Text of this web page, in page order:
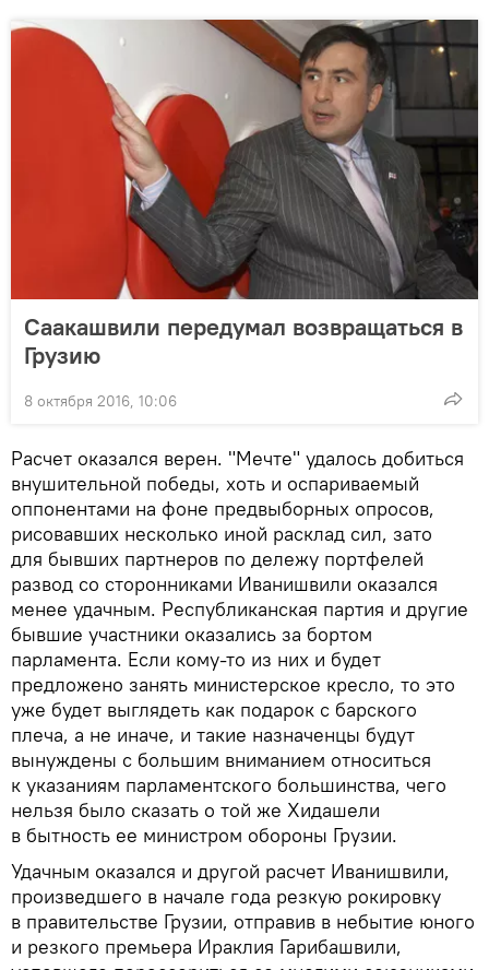
Саакашвили передумал возвращаться в
Грузию
8 октября 2016, 10:06
Расчет оказался верен. "Мечте" удалось добиться
внушительной победы, хоть и оспариваемый
оппонентами на фоне предвыборных опросов,
рисовавших несколько иной расклад сил, зато
для бывших партнеров по дележу портфелей
развод со сторонниками Иванишвили оказался
менее удачным. Республиканская партия и другие
бывшие участники оказались за бортом
парламента. Если кому-то из них и будет
предложено занять министерское кресло, то это
уже будет выглядеть как подарок с барского
плеча, а не иначе, и такие назначенцы будут
вынуждены с большим вниманием относиться
к указаниям парламентского большинства, чего
нельзя было сказать о той же Хидашели
в бытность ее министром обороны Грузии.
Удачным оказался и другой расчет Иванишвили,
произведшего в начале года резкую рокировку
в правительстве Грузии, отправив в небытие юного
и резкого премьера Ираклия Гарибашвили,